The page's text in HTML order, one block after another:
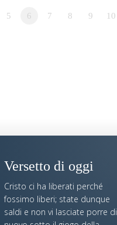
5 6 7 8 9 10
Versetto di oggi
Cristo ci ha liberati perché
fossimo liberi; state dunque
saldi e non vi lasciate porre di